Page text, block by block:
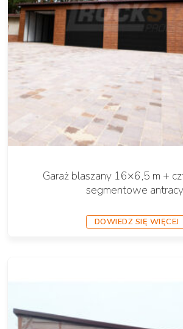
Garaż blaszany 16×6,5 m +
segmentowe
DOWIEDZ SIĘ WIĘCEJ